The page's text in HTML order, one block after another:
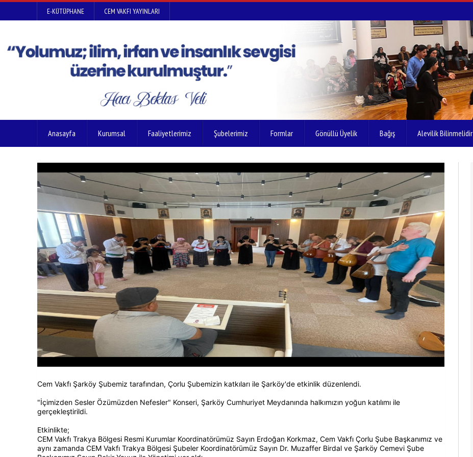
E-KÜTÜPHANE CEM VAKFI YAYINLARI
Anasayfa Kurumsal Faaliyetlerimiz Şubelerimiz Formlar Gönüllü Üyelik Bağış Alevilik Bilinmelidir
Cem Vakfı Şarköy Şubemiz tarafından, Çorlu Şubemizin katkıları ile Şarköy'de etkinlik düzenlendi.
"İçimizden Sesler Özümüzden Nefesler" Konseri, Şarköy Cumhuriyet Meydanında halkımızın yoğun katılımı ile
gerçekleştirildi.
Etkinlikte;
CEM Vakfı Trakya Bölgesi Resmi Kurumlar Koordinatörümüz Sayın Erdoğan Korkmaz, Cem Vakfı Çorlu Şube Başkanımız ve
aynı zamanda CEM Vakfı Trakya Bölgesi Şubeler Koordinatörümüz Sayın Dr. Muzaffer Birdal ve Şarköy Cemevi Şube